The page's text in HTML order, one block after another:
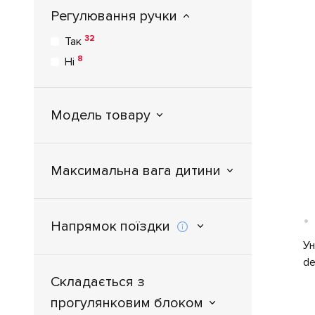
ErgoBaby
Espiro
FreeOn
Hamilton by Yoop 7
IBEBE3
Joolz5
Junama7
Регулювання ручки
Так 32
Ні 8
Модель товару
Максимальна вага дитини
Напрямок поїздки
Складається з
прогулянковим блоком
•